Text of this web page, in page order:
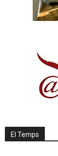
El Temps